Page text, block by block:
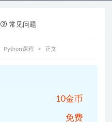
常见问题
Python课程 正文
10金币
免费